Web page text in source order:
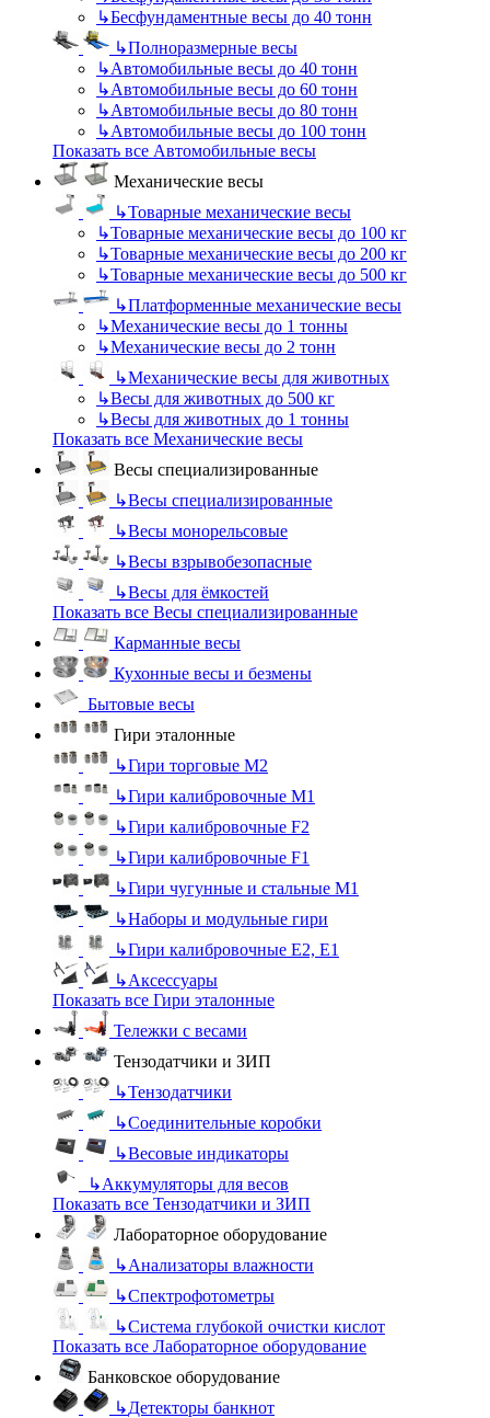
↳Бесфундаментные весы до 40 тонн
↳Полноразмерные весы
↳Автомобильные весы до 40 тонн
↳Автомобильные весы до 60 тонн
↳Автомобильные весы до 80 тонн
↳Автомобильные весы до 100 тонн
Показать все Автомобильные весы
Механические весы
↳Товарные механические весы
↳Товарные механические весы до 100 кг
↳Товарные механические весы до 200 кг
↳Товарные механические весы до 500 кг
↳Платформенные механические весы
↳Механические весы до 1 тонны
↳Механические весы до 2 тонн
↳Механические весы для животных
↳Весы для животных до 500 кг
↳Весы для животных до 1 тонны
Показать все Механические весы
Весы специализированные
↳Весы специализированные
↳Весы монорельсовые
↳Весы взрывобезопасные
↳Весы для ёмкостей
Показать все Весы специализированные
Карманные весы
Кухонные весы и безмены
Бытовые весы
Гири эталонные
↳Гири торговые М2
↳Гири калибровочные М1
↳Гири калибровочные F2
↳Гири калибровочные F1
↳Гири чугунные и стальные М1
↳Наборы и модульные гири
↳Гири калибровочные E2, Е1
↳Аксессуары
Показать все Гири эталонные
Тележки с весами
Тензодатчики и ЗИП
↳Тензодатчики
↳Соединительные коробки
↳Весовые индикаторы
↳Аккумуляторы для весов
Показать все Тензодатчики и ЗИП
Лабораторное оборудование
↳Анализаторы влажности
↳Спектрофотометры
↳Система глубокой очистки кислот
Показать все Лабораторное оборудование
Банковское оборудование
↳Детекторы банкнот